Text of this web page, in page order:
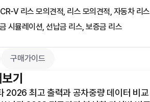
V 리스 모의견적, 리스 모의견적, 자동차 리
시뮬레이션, 선납금 리스, 보증금 리스
구매가이드
기
2026 최고 출력과 공차중량 데이터 비교